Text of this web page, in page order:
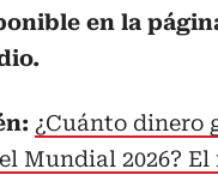
en la
¿Cuánto dinero
Mundial 2026?